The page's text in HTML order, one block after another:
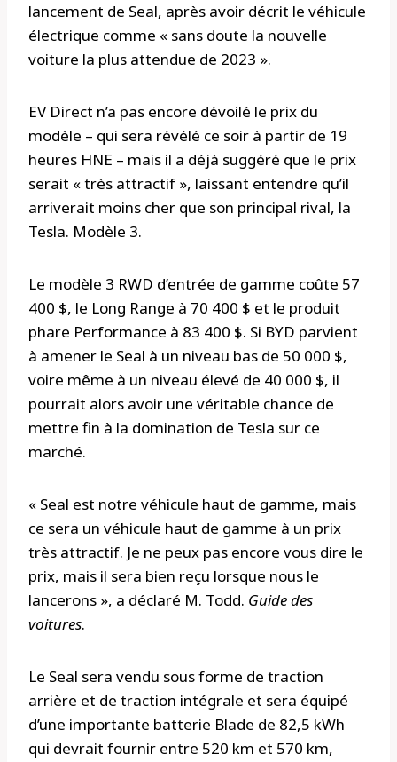
lancement de Seal, après avoir décrit le véhicule
électrique comme « sans doute la nouvelle
voiture la plus attendue de 2023 ».
EV Direct n’a pas encore dévoilé le prix du
modèle – qui sera révélé ce soir à partir de 19
heures HNE – mais il a déjà suggéré que le prix
serait « très attractif », laissant entendre qu’il
arriverait moins cher que son principal rival, la
Tesla. Modèle 3.
Le modèle 3 RWD d’entrée de gamme coûte 57
400 $, le Long Range à 70 400 $ et le produit
phare Performance à 83 400 $. Si BYD parvient
à amener le Seal à un niveau bas de 50 000 $,
voire même à un niveau élevé de 40 000 $, il
pourrait alors avoir une véritable chance de
mettre fin à la domination de Tesla sur ce
marché.
« Seal est notre véhicule haut de gamme, mais
ce sera un véhicule haut de gamme à un prix
très attractif. Je ne peux pas encore vous dire le
prix, mais il sera bien reçu lorsque nous le
lancerons », a déclaré M. Todd. Guide des
voitures.
Le Seal sera vendu sous forme de traction
arrière et de traction intégrale et sera équipé
d’une importante batterie Blade de 82,5 kWh
qui devrait fournir entre 520 km et 570 km,